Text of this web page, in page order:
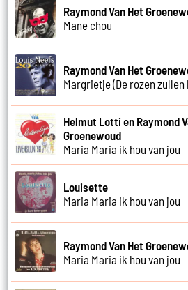
Raymond Van Het
Mane chou
Raymond Van Het
Margrietje (De rozen zullen
Helmut Lotti en Raymond
Groenewoud
Maria Maria ik hou van jou
Louisette
Maria Maria ik hou van jou
Raymond Van Het
Maria Maria ik hou van jou